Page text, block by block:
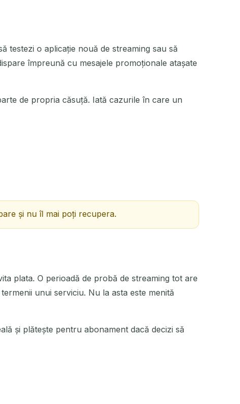
testezi o aplicație nouă de streaming sau să
împreună cu mesajele promoționale atașate
de propria căsuță. Iată cazurile în care un
și nu îl mai poți recupera.
plata. O perioadă de probă de streaming tot are
unui serviciu. Nu la asta este menită
și plătește pentru abonament dacă decizi să